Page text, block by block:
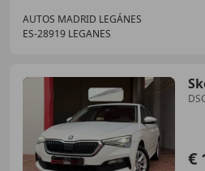
AUTOS MADRID LEGÁNES
ES-28919 LEGANES
€